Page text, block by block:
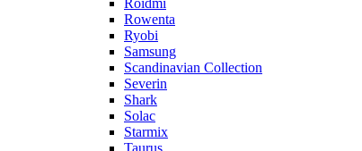
Roidmi
Rowenta
Ryobi
Samsung
Scandinavian Collection
Severin
Shark
Solac
Starmix
Taurus